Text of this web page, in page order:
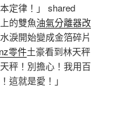
定律！」 shared
的雙魚油氣分離器改
淚開始變成金箔碎片
零件土豪看到林天秤
秤！別擔心！我用百
這就是愛！」